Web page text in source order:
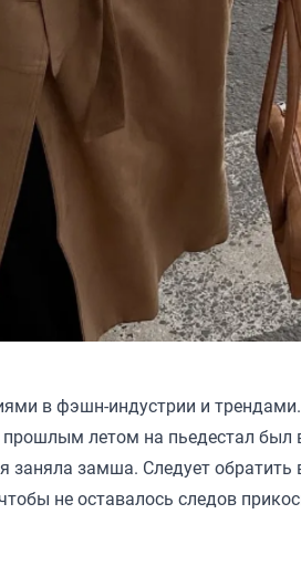
в фэшн-индустрии и
летом на пьедестал был
замша. Следует обратить
не оставалось следов